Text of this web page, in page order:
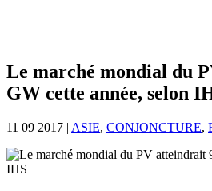
Le marché mondial du
GW cette année, selon
11 09 2017 | ASIE, CONJONCTURE,